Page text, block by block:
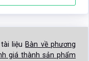
liệu Bàn về phương
giá thành sản phẩm